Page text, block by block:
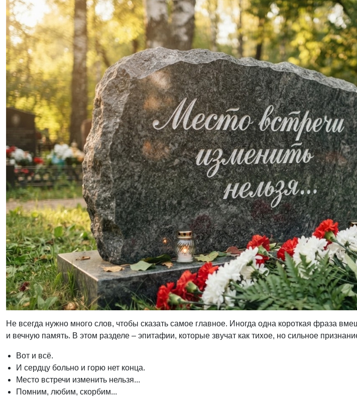
Не всегда нужно много слов, чтобы сказать самое главное. Иногда одна короткая фраза
и вечную память. В этом разделе – эпитафии, которые звучат как тихое, но сильное
Вот и всё.
И сердцу больно и горю нет конца.
Место встречи изменить нельзя...
Помним, любим, скорбим...